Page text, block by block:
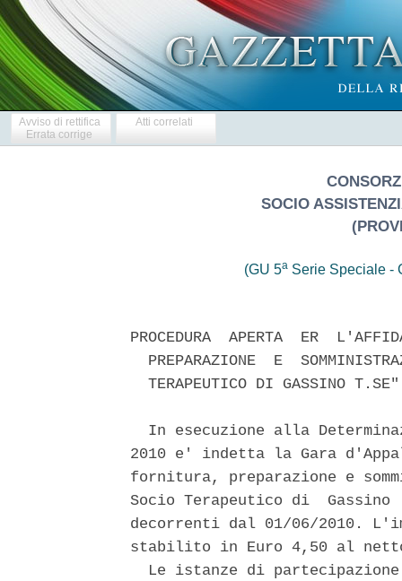
Avviso di rettifica
Errata corrige
Atti correlati
SOCIO
(GU 5a Serie Speciale -
PROCEDURA  APERTA  ER
PREPARAZIONE  E
TERAPEUTICO DI GASSINO
In esecuzione alla
2010 e' indetta la Gara
fornitura, preparazione e
Socio Terapeutico di
decorrenti dal 01/06/2010.
stabilito in Euro 4,50 al
Le istanze di